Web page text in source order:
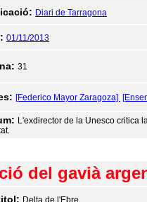
Diari de Tarragona
01/11/2013
31
[Federico Mayor Zaragoza]
L'exdirector de la Unesco critica
del gavià
Delta de l'Ebre